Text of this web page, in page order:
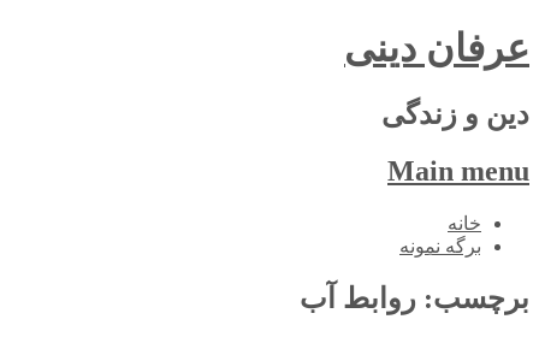
عرفان دینی
دین و زندگی
Main menu
Skip
خانه
برگه نمونه
برچسب: روابط آب